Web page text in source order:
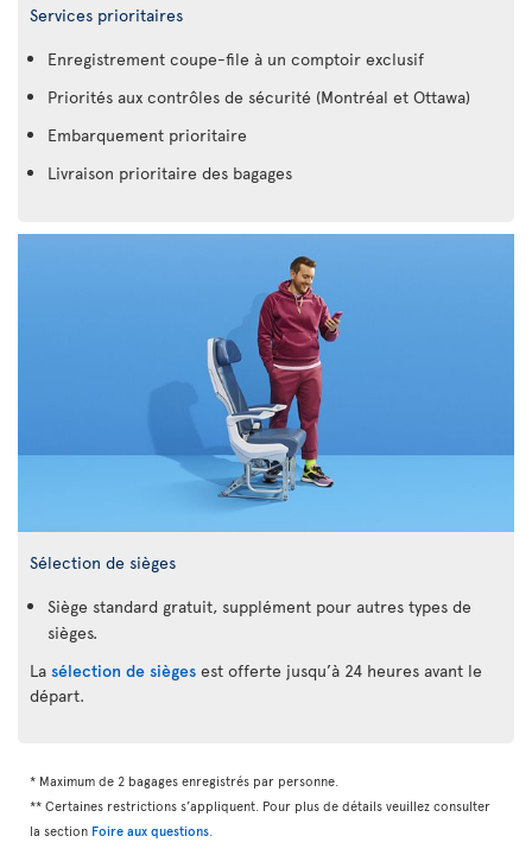
Services prioritaires
Enregistrement coupe-file à un comptoir exclusif
Priorités aux contrôles de sécurité (Montréal et Ottawa)
Embarquement prioritaire
Livraison prioritaire des bagages
Sélection de sièges
Siège standard gratuit, supplément pour autres types de
sièges.
La sélection de sièges est offerte jusqu’à 24 heures avant le
départ.
* Maximum de 2 bagages enregistrés par personne.
** Certaines restrictions s’appliquent. Pour plus de détails veuillez consulter
la section Foire aux questions